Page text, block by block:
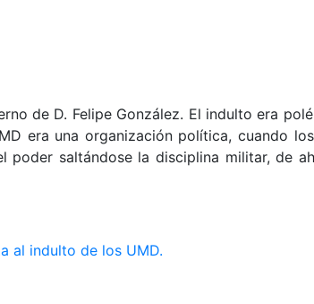
de D. Felipe González. El indulto era
era una organización política, cuando
saltándose la disciplina militar, de
al indulto de los UMD.